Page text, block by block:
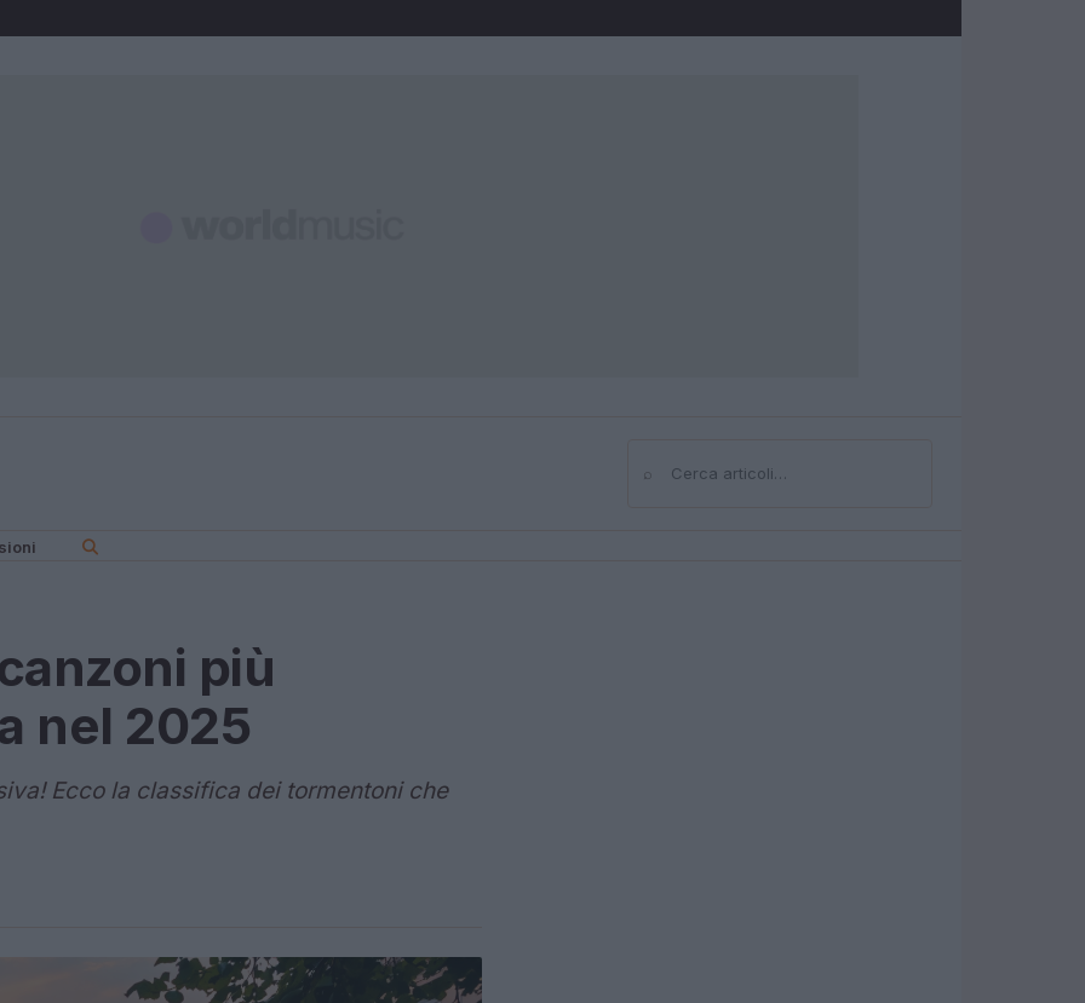
⌕Cerca
più
nel 2025
Ecco la classifica dei tormentoni che